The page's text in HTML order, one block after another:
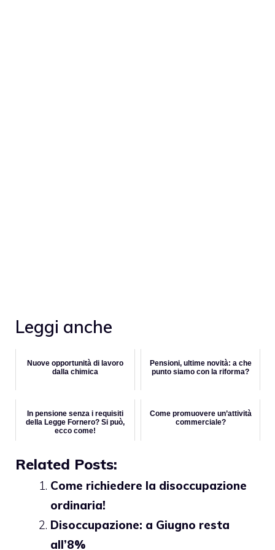
Leggi anche
Nuove opportunità di lavoro
dalla chimica
Pensioni, ultime novità: a che
punto siamo con la riforma?
In pensione senza i requisiti
della Legge Fornero? Si può,
ecco come!
Come promuovere un’attività
commerciale?
Related Posts:
Come richiedere la disoccupazione
ordinaria!
Disoccupazione: a Giugno resta
all’8%